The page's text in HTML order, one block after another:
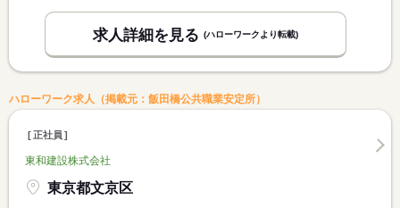
求人詳細を見る (ハローワークより転載)
ハローワーク求人（掲載元：飯田橋公共職業安定所）
正社員
東和建設株式会社
東京都文京区